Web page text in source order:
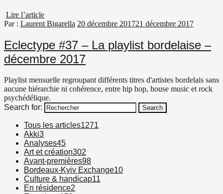
Lire l’article
Par : Laurent Bigarella 20 décembre 201721 décembre 2017
Eclectype #37 – La playlist bordelaise –
décembre 2017
Playlist mensuelle regroupant différents titres d'artistes bordelais sans
aucune hiérarchie ni cohérence, entre hip hop, house music et rock
psychédélique.
Search for:
Search
Tous les articles1271
Akki3
Analyses45
Art et création302
Avant-premières98
Bordeaux-Kyiv Exchange10
Culture & handicap11
En résidence2